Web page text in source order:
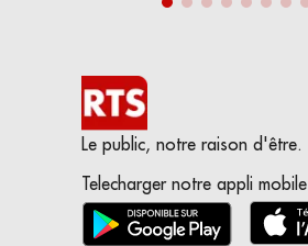
Le public, notre raison d'être.
Telecharger notre appli mobile